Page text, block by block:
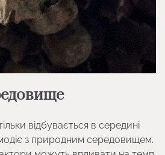
відбувається в середині
з природним середовищем.